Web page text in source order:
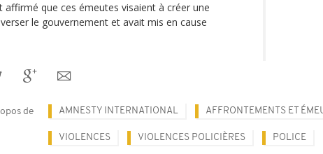
affirmé que ces émeutes visaient à créer une
le gouvernement et avait mis en cause
de AMNESTY INTERNATIONAL AFFRONTEMENTS ET
VIOLENCES VIOLENCES POLICIÈRES POLICE